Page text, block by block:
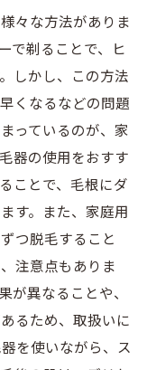
々な方法がありま
で剃ることで、ヒ
しかし、この方法
くなるなどの問題
っているのが、家
器の使用をおすす
ことで、毛根にダ
す。また、家庭用
つ脱毛すること
注意点もありま
が異なることや、
るため、取扱いに
を使いながら、ス